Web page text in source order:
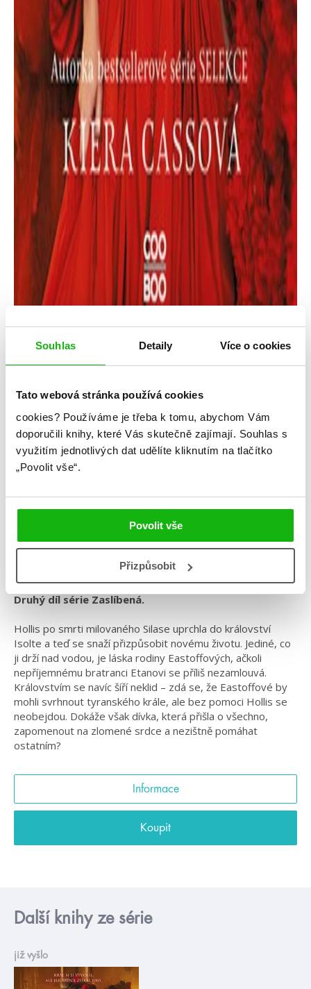
Souhlas Detaily Více o cookies
Tato webová stránka používá cookies
cookies? Používáme je třeba k tomu, abychom Vám
doporučili knihy, které Vás skutečně zajímají. Souhlas s
využitím jednotlivých dat udělíte kliknutím na tlačítko
„Povolit vše“.
Povolit vše
Přizpůsobit
Žánr: Fantasy
Série: Zaslíbená
Zrazená
#kieracass #království #odnenávistiklásce #zaslíbená
Dokáže naslouchat svému srdci, i když je zlomené?
Druhý díl série Zaslíbená.
Hollis po smrti milovaného Silase uprchla do království
Isolte a teď se snaží přizpůsobit novému životu. Jediné, co
ji drží nad vodou, je láska rodiny Eastoffových, ačkoli
nepříjemnému bratranci Etanovi se příliš nezamlouvá.
Královstvím se navíc šíří neklid – zdá se, že Eastoffové by
mohli svrhnout tyranského krále, ale bez pomoci Hollis se
neobejdou. Dokáže však dívka, která přišla o všechno,
zapomenout na zlomené srdce a nezištně pomáhat
ostatním?
Informace
Koupit
Další knihy ze série
již vyšlo